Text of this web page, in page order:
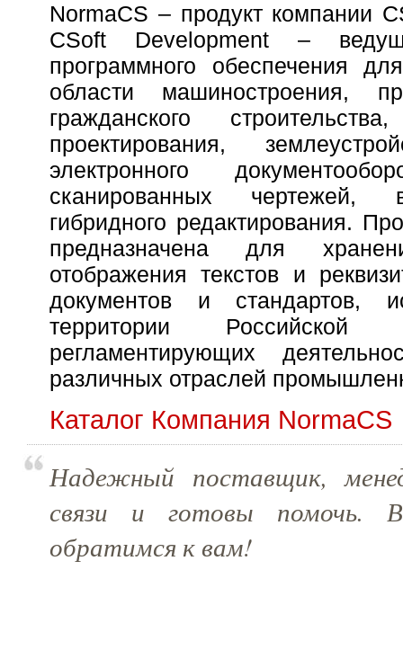
NormaCS – продукт компании
CSoft Development –
программного обеспечения
области машиностроения,
гражданского
проектирования,
электронного
сканированных чертежей,
гибридного редактирования.
предназначена для
отображения текстов и
документов и стандартов,
территории
регламентирующих
различных отраслей
Каталог Компания NormaCS
Надежный поставщик,
связи и готовы помочь.
обратимся к вам!